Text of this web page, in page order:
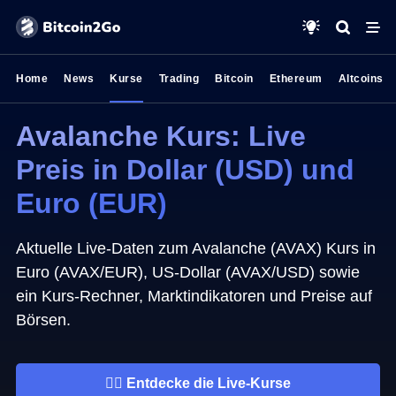
Home News Kurse Trading Bitcoin Ethereum Altcoins
Avalanche Kurs: Live
Preis in Dollar (USD) und
Euro (EUR)
Aktuelle Live-Daten zum Avalanche (AVAX) Kurs in
Euro (AVAX/EUR), US-Dollar (AVAX/USD) sowie
ein Kurs-Rechner, Marktindikatoren und Preise auf
Börsen.
👉🏼 Entdecke die Live-Kurse